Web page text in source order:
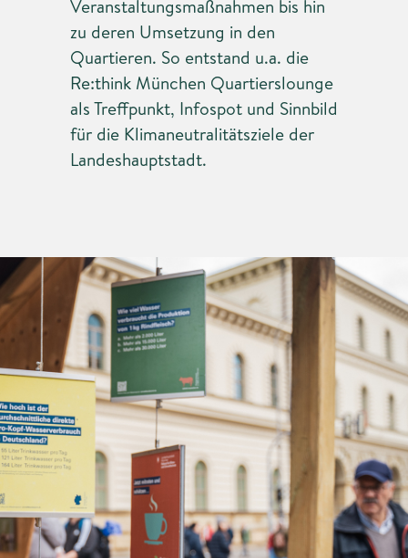
Veranstaltungsmaßnahmen bis hin
zu deren Umsetzung in den
Quartieren. So entstand u.a. die
Re:think München Quartierslounge
als Treffpunkt, Infospot und Sinnbild
für die Klimaneutralitätsziele der
Landeshauptstadt.